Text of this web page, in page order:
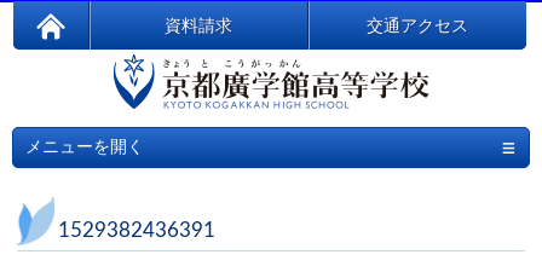
資料請求 交通アクセス
メニューを開く ≡
1529382436391